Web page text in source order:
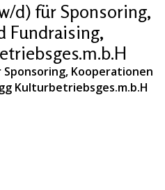
d) für Sponsoring,
Fundraising,
Kooperationen
Kulturbetriebsges.m.b.H